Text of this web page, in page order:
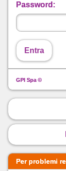
Password:
Entra
GPI Spa ©